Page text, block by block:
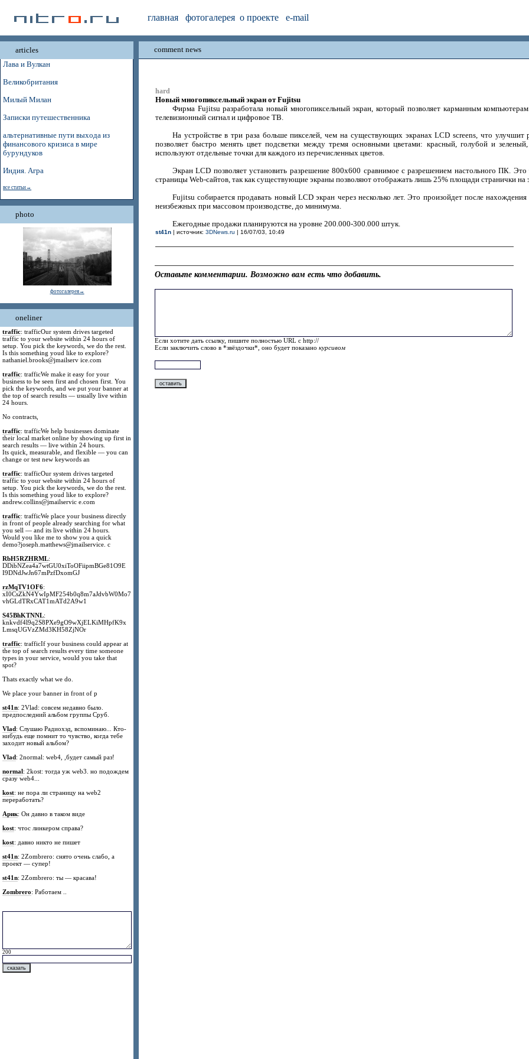
главная фотогалерея о проекте e-mail
articles
Лава и Вулкан
Великобритания
Милый Милан
Записки путешественника
альтернативные пути выхода из
финансового кризиса в мире
бурундуков
Индия. Агра
все статьи→
photo
фотогалерея→
oneliner
traffic: trafficOur system drives targeted
traffic to your website within 24 hours of
setup. You pick the keywords, we do the rest.
Is this something youd like to explore?
nathaniel.brooks@jmailserv ice.com
traffic: trafficWe make it easy for your
business to be seen first and chosen first. You
pick the keywords, and we put your banner at
the top of search results — usually live within
24 hours.
No contracts,
traffic: trafficWe help businesses dominate
their local market online by showing up first in
search results — live within 24 hours.
Its quick, measurable, and flexible — you can
change or test new keywords an
traffic: trafficOur system drives targeted
traffic to your website within 24 hours of
setup. You pick the keywords, we do the rest.
Is this something youd like to explore?
andrew.collins@jmailservic e.com
traffic: trafficWe place your business directly
in front of people already searching for what
you sell — and its live within 24 hours.
Would you like me to show you a quick
demo?joseph.matthews@jmailservice. c
RbH5RZHRML:
DDibNZea4a7wtGU0xiToOFiipmBGe81O9E
I9DNdJwJn67mPzfDxomGJ
rzMqTV1OF6:
xI0CsZkN4YwIpMF254b0q8m7aJdvbW0Mo7
vhGLdTRxCAT1mATd2A9w1
S45BhKTNNL:
knkvdf4l9q2S8PXe9gO9wXjELKiMHpfK9x
LmsqUGVzZMd3KH58ZjNOr
traffic: trafficIf your business could appear at
the top of search results every time someone
types in your service, would you take that
spot?
Thats exactly what we do.
We place your banner in front of p
st41n: 2Vlad: совсем недавно было.
предпоследний альбом группы Сруб.
Vlad: Слушаю Радиохэд, вспоминаю... Кто-
нибудь еще помнит то чувство, когда тебе
заходит новый альбом?
Vlad: 2normal: web4, ,будет самый раз!
normal: 2kost: тогда уж web3. но подождем
сразу web4...
kost: не пора ли страницу на web2
переработать?
Арик: Он давно в таком виде
kost: чтос линкером справа?
kost: давно никто не пишет
st41n: 2Zombrero: снято очень слабо, а
проект — супер!
st41n: 2Zombrero: ты — красава!
Zombrero: Работаем ..
200
comment news
hard
Новый многопиксельный экран от Fujitsu
Фирма Fujitsu разработала новый многопиксельный экран, который позволяет карманным
телевизионный сигнал и цифровое ТВ.
На устройстве в три раза больше пикселей, чем на существующих экранах LCD screens, что улучшит
позволяет быстро менять цвет подсветки между тремя основными цветами: красный, голубой и
используют отдельные точки для каждого из перечисленных цветов.
Экран LCD позволяет установить разрешение 800x600 сравнимое с разрешением настольного ПК.
страницы Web-сайтов, так как существующие экраны позволяют отображать лишь 25% площади странички на
Fujitsu собирается продавать новый LCD экран через несколько лет. Это произойдет после
неизбежных при массовом производстве, до минимума.
Ежегодные продажи планируются на уровне 200.000-300.000 штук.
st41n| источник: 3DNews.ru | 16/07/03, 10:49
Оставьте комментарии. Возможно вам есть что добавить.
Если хотите дать ссылку, пишите полностью URL с http://
Если заключить слово в *звёздочки*, оно будет показанокурсивом